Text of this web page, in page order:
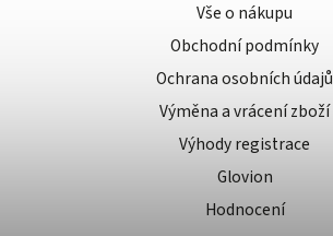
Vše o nákupu
Obchodní podmínky
Ochrana osobních údajů
Výměna a vrácení zboží
Výhody registrace
Glovion
Hodnocení